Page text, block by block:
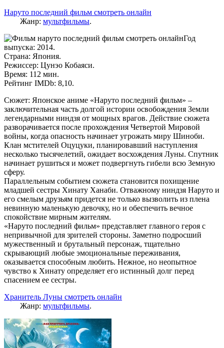
Наруто последний фильм смотреть онлайн
Жанр: мультфильмы.
Год
выпуска: 2014.
Страна: Япония.
Режиссер: Цунэо Кобаяси.
Время: 112 мин.
Рейтинг IMDb: 8,10.
Сюжет: Японское аниме «Наруто последний фильм» –
заключительная часть долгой истории освобождения Земли
легендарными ниндзя от мощных врагов. Действие сюжета
разворачивается после прохождения Четвертой Мировой
войны, когда опасность начинает угрожать миру Шиноби.
Клан мстителей Оцуцуки, планировавший наступления
несколько тысячелетий, ожидает восхождения Луны. Спутник
начинает рушиться и может подвергнуть гибели всю Земную
сферу.
Параллельным событием сюжета становится похищение
младшей сестры Хинату Ханаби. Отважному ниндзя Наруто и
его смелым друзьям придется не только вызволить из плена
невинную маленькую девочку, но и обеспечить вечное
спокойствие мирным жителям.
«Наруто последний фильм» представляет главного героя с
непривычной для зрителей стороны. Заметно подросший
мужественный и брутальный персонаж, тщательно
скрывающий любые эмоциональные переживания,
оказывается способным любить. Нежное, но неопытное
чувство к Хинату определяет его истинный долг перед
спасением ее сестры.
Хранитель Луны смотреть онлайн
Жанр: мультфильмы.